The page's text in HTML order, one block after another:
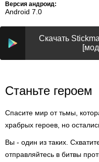
Версия андроид:
Android 7.0
Скачать
Станьте героем
Спасите мир от тьмы,
храбрых героев, но
Вы - один из таких.
отправляйтесь в битвы